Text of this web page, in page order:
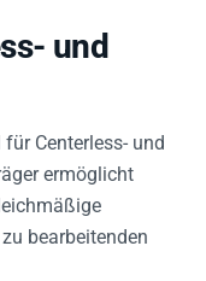
und
Centerless- und
ermöglicht
bearbeitenden